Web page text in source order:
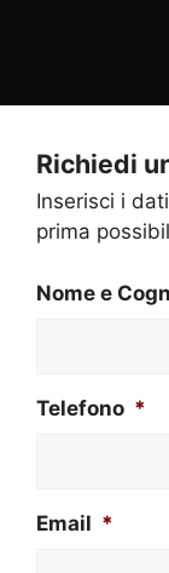
Richiedi
Inserisci i
prima
Nome e
Telefono *
Email *